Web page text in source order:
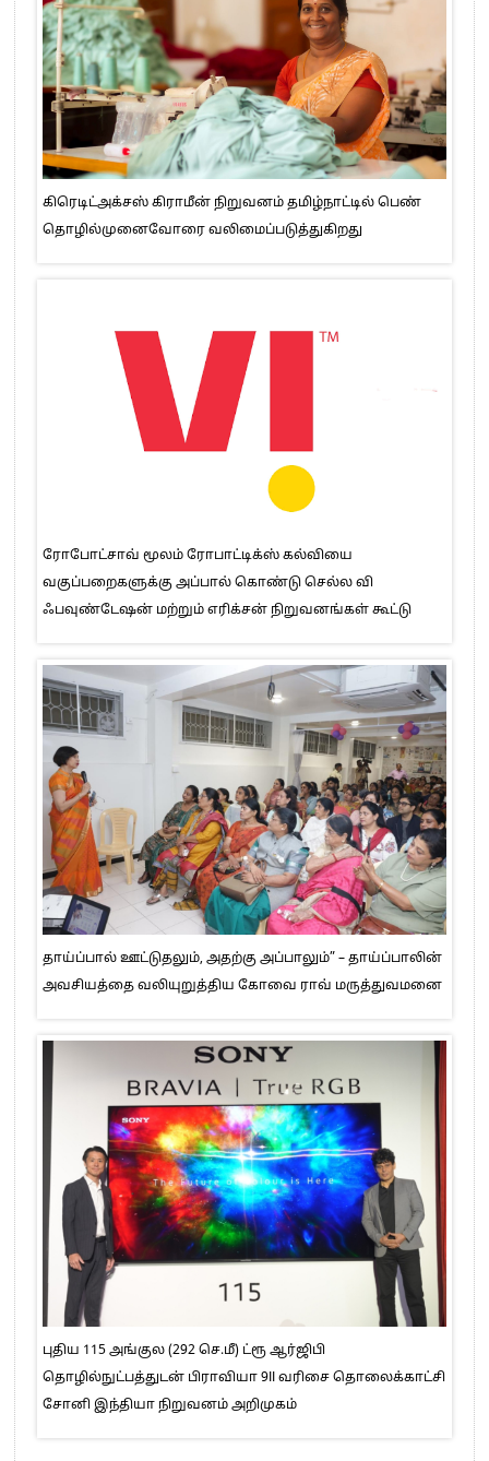
கிரெடிட்அக்சஸ் கிராமீன் நிறுவனம் தமிழ்நாட்டில் பெண்
தொழில்முனைவோரை வலிமைப்படுத்துகிறது
ரோபோட்சாவ் மூலம் ரோபாட்டிக்ஸ் கல்வியை
வகுப்பறைகளுக்கு அப்பால் கொண்டு செல்ல வி
ஃபவுண்டேஷன் மற்றும் எரிக்சன் நிறுவனங்கள் கூட்டு
தாய்ப்பால் ஊட்டுதலும், அதற்கு அப்பாலும்” – தாய்ப்பாலின்
அவசியத்தை வலியுறுத்திய கோவை ராவ் மருத்துவமனை
புதிய 115 அங்குல (292 செ.மீ) ட்ரூ ஆர்ஜிபி
தொழில்நுட்பத்துடன் பிராவியா 9II வரிசை தொலைக்காட்சி
சோனி இந்தியா நிறுவனம் அறிமுகம்